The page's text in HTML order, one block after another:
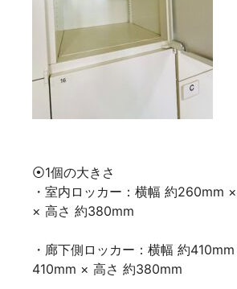
⦿1個の大きさ
・室内ロッカー：横幅 約260mm
× 高さ 約380mm
・廊下側ロッカー：横幅 約
410mm × 高さ 約380mm